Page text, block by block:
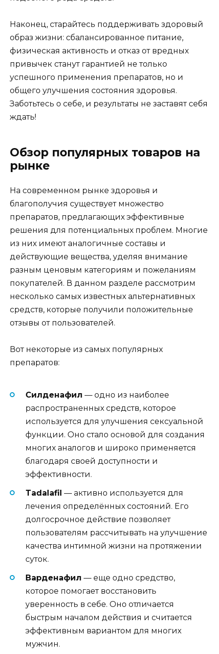
Наконец, старайтесь поддерживать здоровый
образ жизни: сбалансированное питание,
физическая активность и отказ от вредных
привычек станут гарантией не только
успешного применения препаратов, но и
общего улучшения состояния здоровья.
Заботьтесь о себе, и результаты не заставят себя
ждать!
Обзор популярных товаров на
рынке
На современном рынке здоровья и
благополучия существует множество
препаратов, предлагающих эффективные
решения для потенциальных проблем. Многие
из них имеют аналогичные составы и
действующие вещества, уделяя внимание
разным ценовым категориям и пожеланиям
покупателей. В данном разделе рассмотрим
несколько самых известных альтернативных
средств, которые получили положительные
отзывы от пользователей.
Вот некоторые из самых популярных
препаратов:
Силденафил — одно из наиболее
распространенных средств, которое
используется для улучшения сексуальной
функции. Оно стало основой для создания
многих аналогов и широко применяется
благодаря своей доступности и
эффективности.
Tadalafil — активно используется для
лечения определённых состояний. Его
долгосрочное действие позволяет
пользователям рассчитывать на улучшение
качества интимной жизни на протяжении
суток.
Варденафил — еще одно средство,
которое помогает восстановить
уверенность в себе. Оно отличается
быстрым началом действия и считается
эффективным вариантом для многих
мужчин.